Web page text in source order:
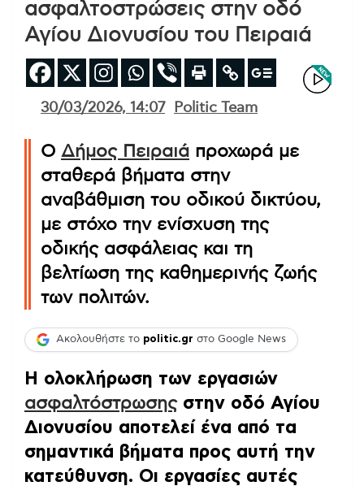
ασφαλτοστρώσεις στην οδό
Αγίου Διονυσίου του Πειραιά
30/03/2026, 14:07 Politic Team
Ο Δήμος Πειραιά προχωρά με
σταθερά βήματα στην
αναβάθμιση του οδικού δικτύου,
με στόχο την ενίσχυση της
οδικής ασφάλειας και τη
βελτίωση της καθημερινής ζωής
των πολιτών.
Ακολουθήστε το politic.gr στο Google News
Η ολοκλήρωση των εργασιών
ασφαλτόστρωσηςστην οδό Αγίου
Διονυσίου αποτελεί ένα από τα
σημαντικά βήματα προς αυτή την
κατεύθυνση. Οι εργασίες αυτές